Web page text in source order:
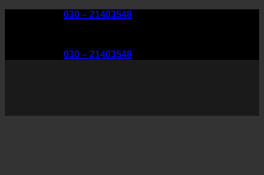
030 – 21403548
030 – 21403548